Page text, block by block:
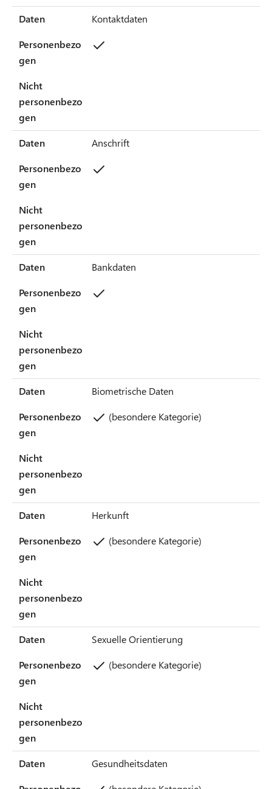
Daten
Kontaktdaten
Personenbezo
gen
Nicht
personenbezo
gen
Daten
Anschrift
Personenbezo
gen
Nicht
personenbezo
gen
Daten
Bankdaten
Personenbezo
gen
Nicht
personenbezo
gen
Daten
Biometrische Daten
Personenbezo
gen
(besondere Kategorie)
Nicht
personenbezo
gen
Daten
Herkunft
Personenbezo
gen
(besondere Kategorie)
Nicht
personenbezo
gen
Daten
Sexuelle Orientierung
Personenbezo
gen
(besondere Kategorie)
Nicht
personenbezo
gen
Daten
Gesundheitsdaten